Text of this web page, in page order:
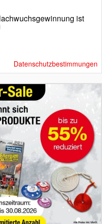
ist
Datenschutzbestimmungen